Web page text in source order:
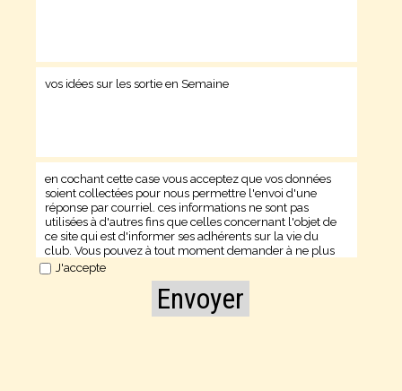
en cochant cette case vous acceptez que vos données
soient collectées pour nous permettre l'envoi d'une
réponse par courriel. ces informations ne sont pas
utilisées à d'autres fins que celles concernant l'objet de
ce site qui est d'informer ses adhérents sur la vie du
club. Vous pouvez à tout moment demander à ne plus
recevoir d'informations par courriel.
J'accepte